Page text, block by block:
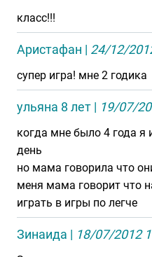
класс!!!
Аристафан | 24/12/
супер игра! мне 2 годика
ульяна 8 лет | 19/07/
когда мне было 4 года я
день
но мама говорила что
меня мама говорит что
играть в игры по легче
Зинаида | 18/07/2012